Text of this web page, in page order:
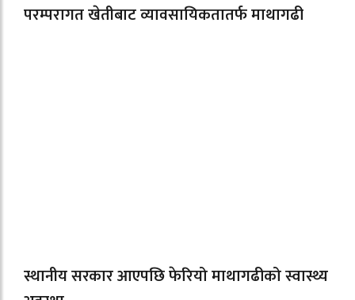
परम्परागत खेतीबाट व्यावसायिकतातर्फ माथागढी
स्थानीय सरकार आएपछि फेरियो माथागढीको स्वास्थ्य